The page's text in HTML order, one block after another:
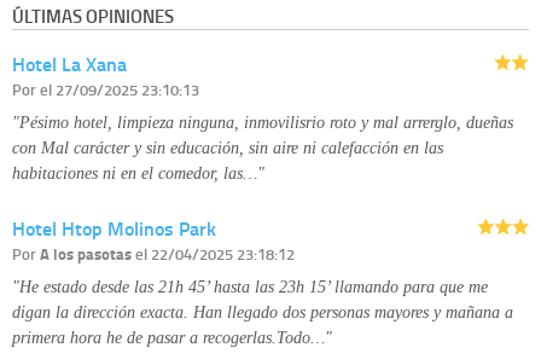
Derechos:tiene derecho a saber qué información tenemos sobre usted,
disponible en nuestra página web.
Información complementaria:
ÚLTIMAS OPINIONES
Hotel La Xana
Porel 27/09/2025 23:10:13
"Pésimo hotel, limpieza ninguna, inmovilisrio roto y mal arrerglo, dueñas
con Mal carácter y sin educación, sin aire ni calefacción en las
habitaciones ni en el comedor, las…"
Hotel Htop Molinos Park
PorA los pasotasel 22/04/2025 23:18:12
"He estado desde las 21h 45’ hasta las 23h 15’ llamando para que me
digan la dirección exacta. Han llegado dos personas mayores y mañana a
primera hora he de pasar a recogerlas.Todo…"